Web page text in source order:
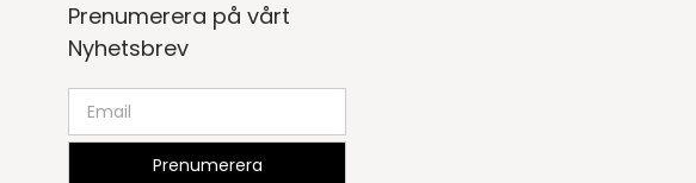
Prenumerera på vårt
Nyhetsbrev